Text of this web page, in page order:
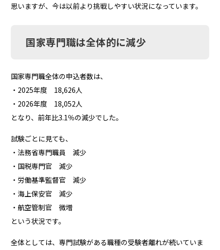
思いますが、今は以前より挑戦しやすい状況になっています。
国家専門職は全体的に減少
国家専門職全体の申込者数は、
・2025年度 18,626人
・2026年度 18,052人
となり、前年比3.1％の減少でした。
試験ごとに見ても、
・法務省専門職員 減少
・国税専門官 減少
・労働基準監督官 減少
・海上保安官 減少
・航空管制官 微増
という状況です。
全体としては、専門試験がある職種の受験者離れが続いていま